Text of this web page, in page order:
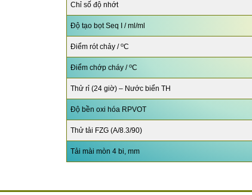
Chỉ số độ nhớt
Độ tạo bọt Seq I / ml/ml
Điểm rót chảy / oC
Điểm chớp cháy / oC
Thử rỉ (24 giờ) – Nước biển TH
Độ bền oxi hóa RPVOT
Thử tải FZG (A/8.3/90)
Tải mài mòn 4 bi, mm